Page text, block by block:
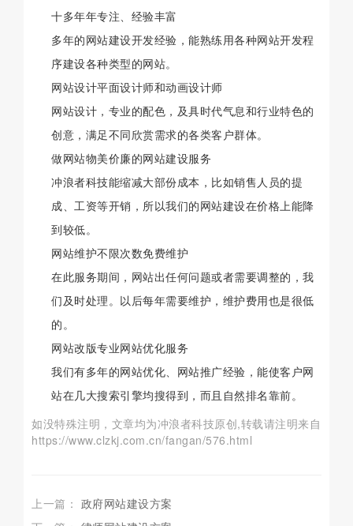
十多年年专注、经验丰富
多年的网站建设开发经验，能熟练用各种网站开发程
序建设各种类型的网站。
网站设计平面设计师和动画设计师
网站设计，专业的配色，及具时代气息和行业特色的
创意，满足不同欣赏需求的各类客户群体。
做网站物美价廉的网站建设服务
冲浪者科技能缩减大部份成本，比如销售人员的提
成、工资等开销，所以我们的网站建设在价格上能降
到较低。
网站维护不限次数免费维护
在此服务期间，网站出任何问题或者需要调整的，我
们及时处理。以后每年需要维护，维护费用也是很低
的。
网站改版专业网站优化服务
我们有多年的网站优化、网站推广经验，能使客户网
站在几大搜索引擎均搜得到，而且自然排名靠前。
如没特殊注明，文章均为冲浪者科技原创,转载请注明来自
https://www.clzkj.com.cn/fangan/576.html
上一篇： 政府网站建设方案